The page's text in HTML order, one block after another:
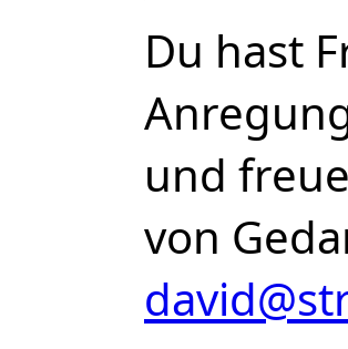
Du hast
und
von